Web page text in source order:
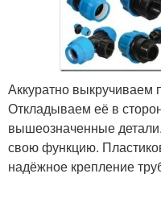
Аккуратно выкручиваем
Откладываем её в
вышеозначенные
свою функцию.
надёжное крепление